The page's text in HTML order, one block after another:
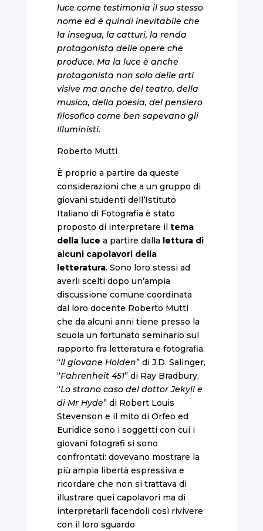
luce come testimonia il suo stesso
nome ed è quindi inevitabile che
la insegua, la catturi, la renda
protagonista delle opere che
produce. Ma la luce è anche
protagonista non solo delle arti
visive ma anche del teatro, della
musica, della poesia, del pensiero
filosofico come ben sapevano gli
Illuministi.
Roberto Mutti
È proprio a partire da queste
considerazioni che a un gruppo di
giovani studenti dell’Istituto
Italiano di Fotografia è stato
proposto di interpretare il tema
della luce a partire dalla lettura di
alcuni capolavori della
letteratura. Sono loro stessi ad
averli scelti dopo un’ampia
discussione comune coordinata
dal loro docente Roberto Mutti
che da alcuni anni tiene presso la
scuola un fortunato seminario sul
rapporto fra letteratura e fotografia.
“Il giovane Holden” di J.D. Salinger,
“Fahrenheit 451” di Ray Bradbury,
“Lo strano caso del dottor Jekyll e
di Mr Hyde” di Robert Louis
Stevenson e il mito di Orfeo ed
Euridice sono i soggetti con cui i
giovani fotografi si sono
confrontati: dovevano mostrare la
più ampia libertà espressiva e
ricordare che non si trattava di
illustrare quei capolavori ma di
interpretarli facendoli così rivivere
con il loro sguardo